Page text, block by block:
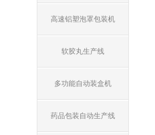
高速铝塑泡罩包装机
软胶丸生产线
多功能自动装盒机
药品包装自动生产线